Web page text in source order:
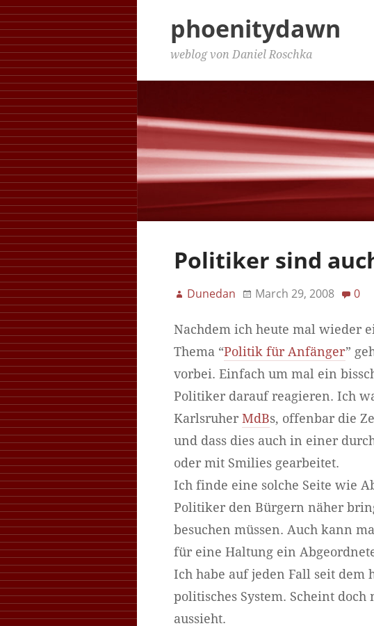
phoenitydawn
weblog von Daniel Roschka
Politiker sind
Dunedan March 29, 2008 0
Nachdem ich heute mal wieder
Thema “Politik für Anfänger”
vorbei. Einfach um mal ein
Politiker darauf reagieren. Ich
Karlsruher MdBs, offenbar die
und dass dies auch in einer
oder mit Smilies gearbeitet.
Ich finde eine solche Seite wie
Politiker den Bürgern näher
besuchen müssen. Auch kann
für eine Haltung ein
Ich habe auf jeden Fall seit dem
politisches System. Scheint
aussieht.